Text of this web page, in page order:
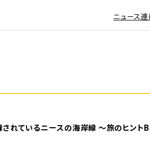
ニュース
れているニースの海岸線 ～旅のヒント